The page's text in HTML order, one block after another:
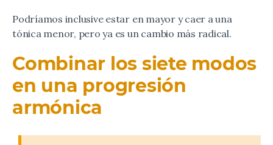
Podríamos inclusive estar en mayor y caer a una
tónica menor, pero ya es un cambio más radical.
Combinar los siete modos
en una progresión
armónica